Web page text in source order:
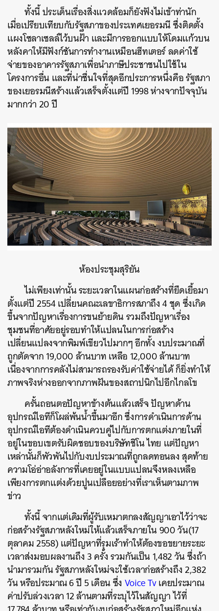
ทั้งนี้ ประเด็นเรื่องสิ่งแวดล้อมก็ยังฟังไม่เข้าท่านัก
เมื่อเปรียบเทียบกับรัฐสภาของประเทศเยอรมนี ซึ่งติดตั้ง
แผงโซลาเซลล์ไว้บนฝ้า และมีการออกแบบให้โดมแก้วบน
หลังคาให้มีฟังก์ชันการทำงานเหมือนฮีทเตอร์ ลดค่าใช้
จ่ายของอาคารรัฐสภาเพื่อนำภาษีประชาชนไปใช้ใน
โครงการอื่น และที่น่าชื่นใจที่สุดอีกประการหนึ่งคือ รัฐสภา
ของเยอรมนีสร้างแล้วเสร็จตั้งแต่ปี 1998 ห่างจากปัจจุบัน
มากกว่า 20 ปี
ห้องประชุมสุริยัน
ไม่เพียงเท่านั้น ระยะเวลาในแผนก่อสร้างที่ยืดเยื้อมา
ตั้งแต่ปี 2554 เปลี่ยนคณะเลขาธิการสภาถึง 4 ชุด ซึ่งเกิด
ขึ้นจากปัญหาเรื่องการขนย้ายดิน รวมถึงปัญหาเรื่อง
ชุมชนที่อาศัยอยู่รอบทำให้แปลนในการก่อสร้าง
เปลี่ยนแปลงจากพิมพ์เขียวไปมากๆ อีกทั้ง งบประมาณที่
ถูกตัดจาก 19,000 ล้านบาท เหลือ 12,000 ล้านบาท
เนื่องจากการคลังไม่สามารถรองรับค่าใช้จ่ายได้ ก็ยิ่งทำให้
ภาพจริงห่างออกจากภาพฝันของสถาปนิกไปอีกไกลโข
ครั้นถอนตอปัญหาข้างต้นแล้วเสร็จ ปัญหาด้าน
อุปกรณ์ไอทีก็โผล่พ้นน้ำขึ้นมาอีก ซึ่งการดำเนินการด้าน
อุปกรณ์ไอทีต้องดำเนินควบคู่ไปกับการตกแต่งภายในที่
อยู่ในขอบเขตรับผิดชอบของบริษัทชิโน ไทย แต่ปัญหา
เหล่านั้นก็พัวพันไปกับงบประมาณที่ถูกลดทอนลง สุดท้าย
ความโอ่อ่าอลังการที่เคยอยู่ในแบบแปลนจึงหลงเหลือ
เพียงการตกแต่งด้วยปูนเปลือยอย่างที่เราเห็นตามภาพ
ข่าว
ทั้งนี้ จากแต่เดิมที่ผู้รับเหมาตกลงสัญญาเอาไว้ว่าจะ
ก่อสร้างรัฐสภาหลังใหม่ให้แล้วเสร็จภายใน 900 วัน(17
ตุลาคม 2558) แต่ปัญหาที่รุมเร้าทำให้ต้องขอขยายระยะ
เวลาส่งมอบผลงานถึง 3 ครั้ง รวมกันเป็น 1,482 วัน ซึ่งถ้า
นำมารวมกัน รัฐสภาหลังใหม่จะใช้เวลาก่อสร้างถึง 2,382
วัน หรือประมาณ 6 ปี 5 เดือน ซึ่งVoice Tvเคยประมาณ
ค่าปรับล่วงเวลา 12 ล้านตามที่ระบุไว้ในสัญญา ไว้ที่
ค้นหา